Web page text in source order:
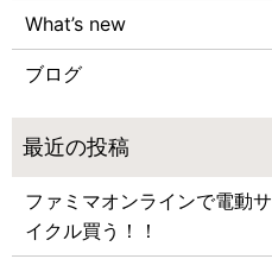
What’s new
ブログ
ファミマオンラインで電動サ
イクル買う！！